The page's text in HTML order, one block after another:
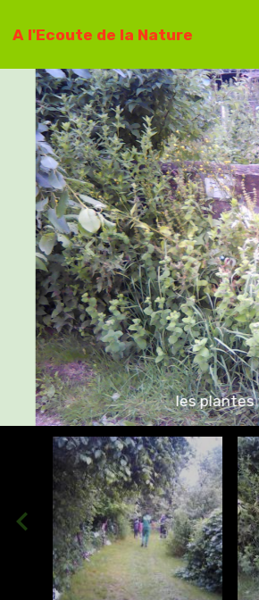
A l'Ecoute de la Nature